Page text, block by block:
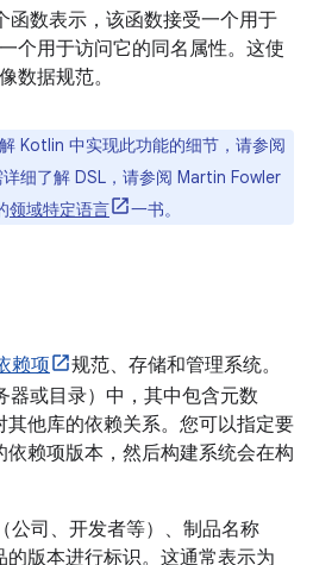
函数表示，该函数接受一个用于
个用于访问它的同名属性。这使
数据规范。
Kotlin 中实现此功能的细节，请参阅
详细了解 DSL，请参阅 Martin Fowler
领域特定语言 一书。
赖项
规范、存储和管理系统。
器或目录）中，其中包含元数
他库的依赖关系。您可以指定要
赖项版本，然后构建系统会在构
公司、开发者等）、制品名称
的版本进行标识。这通常表示为